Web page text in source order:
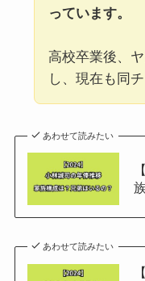
っています。
高校卒業後、
し、現在も同
あわせて読みたい
あわせて読みたい